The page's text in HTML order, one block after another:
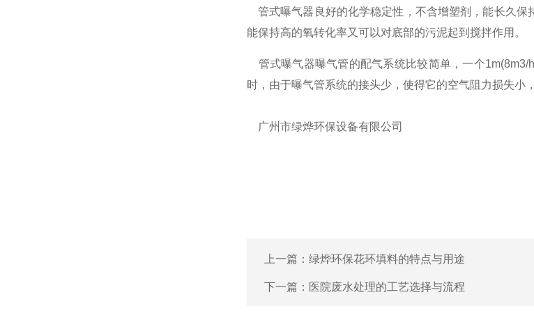
管式曝气器良好的化学稳定性，不含增塑剂，能长久保
能保持高的氧转化率又可以对底部的污泥起到搅拌作用。
管式曝气器曝气管的配气系统比较简单，一个1m(8m3/
时，由于曝气管系统的接头少，使得它的空气阻力损失小
广州市绿烨环保设备有限公司
上一篇： 绿烨环保花环填料的特点与用途
下一篇： 医院废水处理的工艺选择与流程